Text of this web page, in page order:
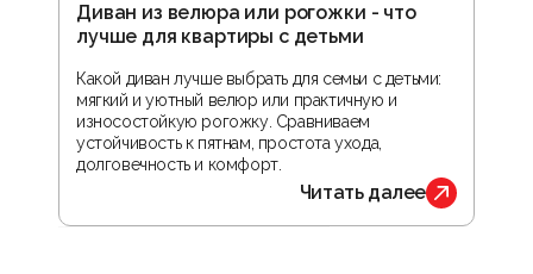
Диван из велюра или рогожки - что
лучше для квартиры с детьми
Какой диван лучше выбрать для семьи с детьми:
мягкий и уютный велюр или практичную и
износостойкую рогожку. Сравниваем
устойчивость к пятнам, простота ухода,
долговечность и комфорт.
Читать далее